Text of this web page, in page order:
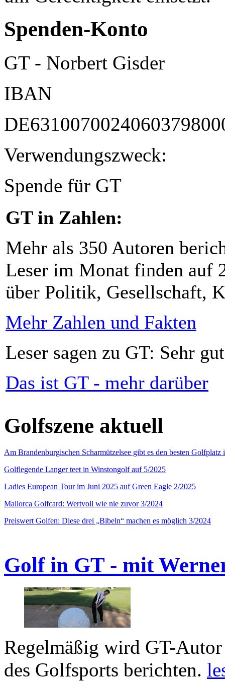
Spenden-Konto
GT - Norbert Gisder
IBAN
Verwendungszweck:
Spende für GT
GT in Zahlen:
Mehr als 350 Autoren
Leser im Monat finden auf
über Politik, Gesellschaft,
Mehr Zahlen und Fakten
Leser sagen zu GT: Sehr
Das ist GT - mehr darüber
Golfszene aktuell
Am Brandenburgischen Scharmützelsee gibt es den besten
Golflegende Langer teet in Winstongolf auf 5/2025
Ladies European Tour im Juni 2025 auf Green Eagle 2/2025
Mallorca Golfcard: Wertvoll wie nie zuvor 3/2024
Preiswert Golfen: Diese drei „Bibeln“ machen es möglich 3/2024
Golf in GT - mit
Regelmäßig wird GT-
des Golfsports berichten.